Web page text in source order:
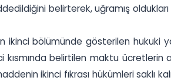
belirterek, uğramış oldukları
ikinci bölümünde gösterilen hukuki
belirtilen maktu ücretlerin
ikinci fıkrası hükümleri saklı